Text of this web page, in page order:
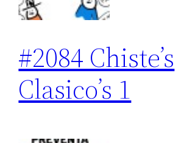
#2084 Chiste’s
Clasico’s 1